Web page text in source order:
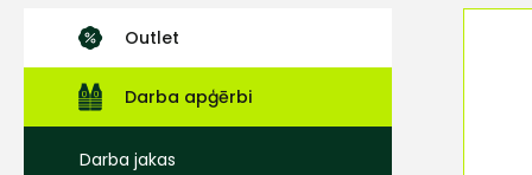
Outlet
Darba apģērbi
Darba jakas